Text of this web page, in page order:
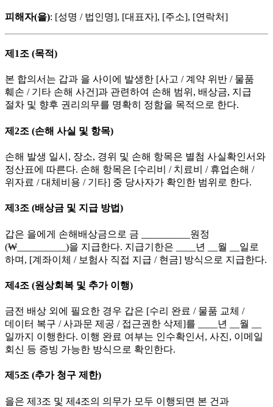
피해자(을): [성명 / 법인명], [대표자], [주소], [연락처]
제1조 (목적)
본 합의서는 갑과 을 사이에 발생한 [사고 / 계약 위반 / 물품
훼손 / 기타 손해 사건]과 관련하여 손해 범위, 배상금, 지급
절차 및 향후 권리의무를 명확히 정함을 목적으로 한다.
제2조 (손해 사실 및 항목)
손해 발생 일시, 장소, 경위 및 손해 항목은 별첨 사실확인서와
정산표에 따른다. 손해 항목은 [수리비 / 치료비 / 휴업손해 /
위자료 / 대체비용 / 기타] 중 당사자가 확인한 범위로 한다.
제3조 (배상금 및 지급 방법)
갑은 을에게 손해배상금으로 금 __________원정
(₩__________)을 지급한다. 지급기한은 ____년 __월 __일로
하며, [계좌이체 / 보험사 직접 지급 / 현금] 방식으로 지급한다.
제4조 (원상회복 및 추가 이행)
금전 배상 외에 필요한 경우 갑은 [수리 완료 / 물품 교체 /
데이터 복구 / 사과문 제공 / 접근권한 삭제]를 ____년 __월 __
일까지 이행한다. 이행 완료 여부는 인수확인서, 사진, 이메일
회신 등 증빙 가능한 방식으로 확인한다.
제5조 (추가 청구 제한)
을은 제3조 및 제4조의 의무가 모두 이행되면 본 건과